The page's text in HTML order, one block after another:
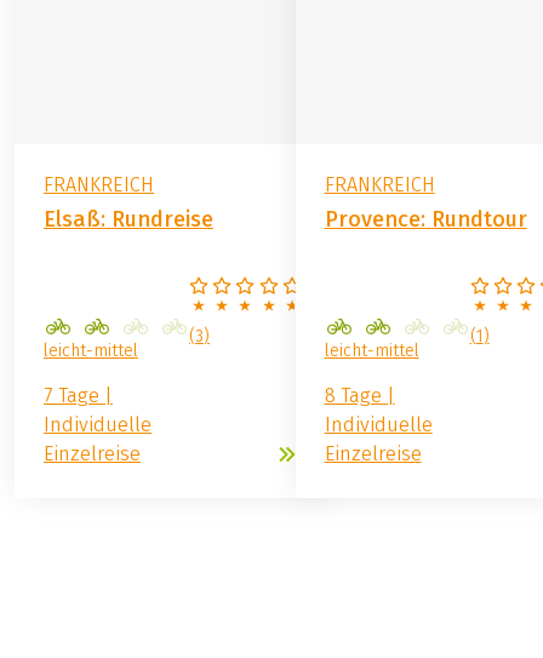
FRANKREICH
Elsaß: Rundreise
(3)
leicht-mittel
7 Tage |
Individuelle
Einzelreise
FRANKREICH
Provence: Rundtour
(1)
leicht-mittel
8 Tage |
Individuelle
Einzelreise